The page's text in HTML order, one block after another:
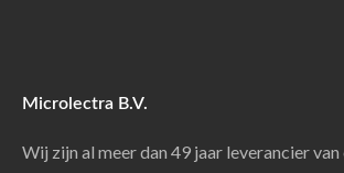
Microlectra B.V.
Wij zijn al meer dan 49 jaar leverancier